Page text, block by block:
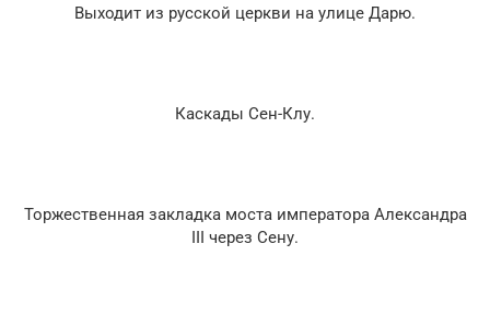
Выходит из русской церкви на улице Дарю.
Каскады Сен-Клу.
Торжественная закладка моста императора Александра
III через Сену.